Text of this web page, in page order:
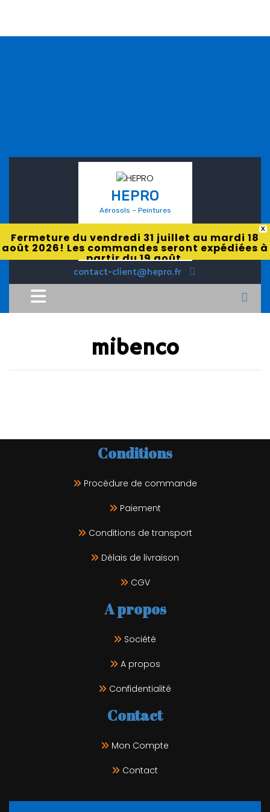
X
Fermeture du vendredi 31 juillet au mardi 18
août 2026! Les commandes seront expédiées à
partir du 19 août.
HEPRO
Aérosols – Peintures
contact-client@hepro.fr
mibenco
Conditions
Procédure de commande
Paiement
Conditions de transport
Délais de livraison
CGV
A propos
Société
A propos
Confidentialité
Contact
Mon Compte
Contact